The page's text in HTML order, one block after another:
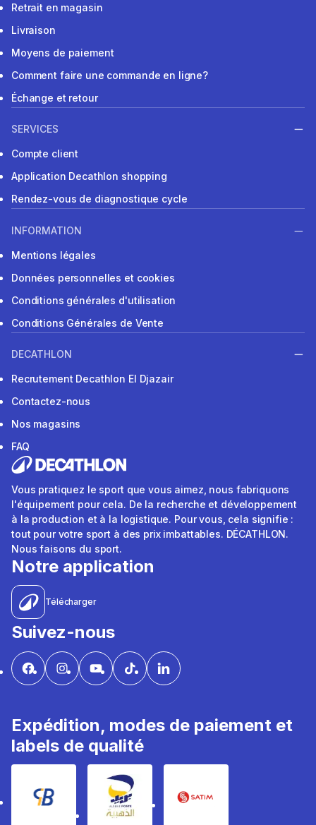
Retrait en magasin
Livraison
Moyens de paiement
Comment faire une commande en ligne?
Échange et retour
SERVICES
Compte client
Application Decathlon shopping
Rendez-vous de diagnostique cycle
INFORMATION
Mentions légales
Données personnelles et cookies
Conditions générales d'utilisation
Conditions Générales de Vente
DECATHLON
Recrutement Decathlon El Djazair
Contactez-nous
Nos magasins
FAQ
Vous pratiquez le sport que vous aimez, nous fabriquons
l'équipement pour cela. De la recherche et développement
à la production et à la logistique. Pour vous, cela signifie :
tout pour votre sport à des prix imbattables. DÉCATHLON.
Nous faisons du sport.
Notre application
Télécharger
Suivez-nous
Expédition, modes de paiement et
labels de qualité